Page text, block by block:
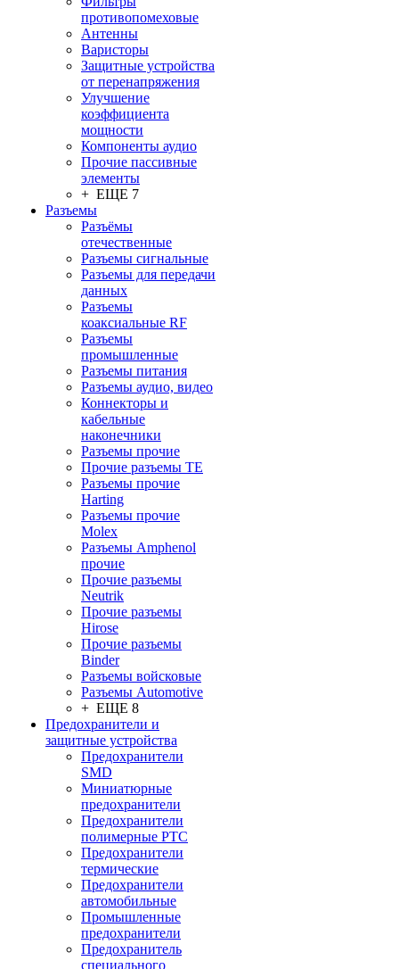
противопомеховые
Антенны
Варисторы
Защитные устройства
от перенапряжения
Улучшение
коэффициента
мощности
Компоненты аудио
Прочие пассивные
элементы
+ ЕЩЕ 7
Разъeмы
Разъёмы
отечественные
Разъeмы сигнальные
Разъeмы для передачи
данных
Разъeмы
коаксиальные RF
Разъeмы
промышленные
Разъeмы питания
Разъeмы аудио, видео
Коннекторы и
кабельные
наконечники
Разъeмы прочие
Прочие разъемы TE
Разъемы прочие
Harting
Разъемы прочие
Molex
Разъемы Amphenol
прочие
Прочие разъемы
Neutrik
Прочие разъемы
Hirose
Прочие разъемы
Binder
Разъемы войсковые
Разъeмы Automotive
+ ЕЩЕ 8
Предохранители и
защитные устройства
Предохранители
SMD
Миниатюрные
предохранители
Предохранители
полимерные PTC
Предохранители
термические
Предохранители
автомобильные
Промышленные
предохранители
Предохранитель
специального